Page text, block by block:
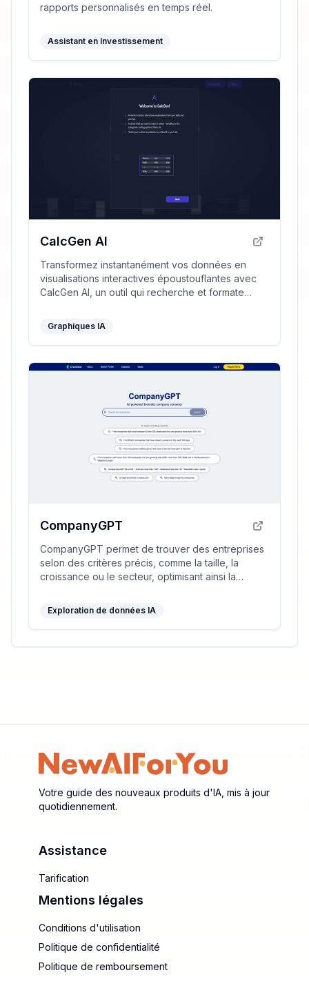
rapports personnalisés en temps réel.
Assistant en Investissement
CalcGen AI
Transformez instantanément vos données en
visualisations interactives époustouflantes avec
CalcGen AI, un outil qui recherche et formate
Graphiques IA
CompanyGPT
CompanyGPT permet de trouver des entreprises
selon des critères précis, comme la taille, la
croissance ou le secteur, optimisant ainsi la
Exploration de données IA
Votre guide des nouveaux produits d'IA, mis à jour
quotidiennement.
Assistance
Tarification
Mentions légales
Conditions d'utilisation
Politique de confidentialité
Politique de remboursement